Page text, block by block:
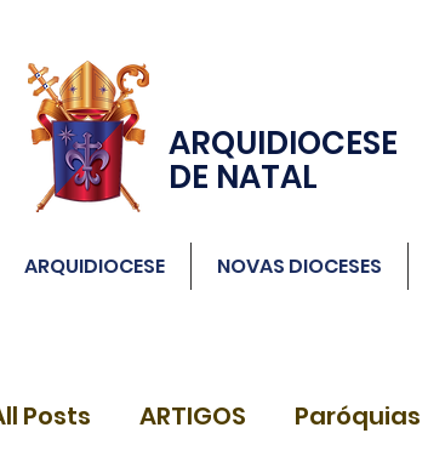
ARQUIDIOCESE
DE NATAL
ARQUIDIOCESE NOVAS DIOCESES
Posts ARTIGOS Paróquias